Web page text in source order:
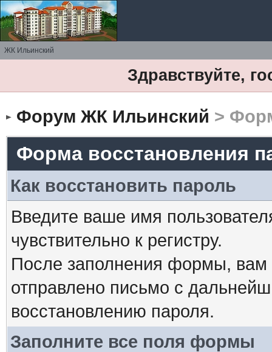
ЖК Ильинский
Здравствуйте,
Форум ЖК Ильинский >
Форма восстановления
Как восстановить пароль
Введите ваше имя
чувствительно к регистру.
После заполнения формы, вам
отправлено письмо с
восстановлению пароля.
Заполните все поля формы